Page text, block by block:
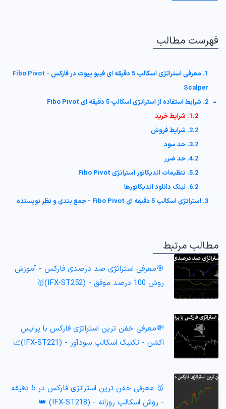
فهرست مطالب
1. معرفی استراتژی اسکالپ 5 دقیقه ای فیبو پیوت در فارکس - Fibo Pivot
Scalper
2. شرایط استفاده از استراتژی اسکالپ 5 دقیقه ای Fibo Pivot -
1.2. شرایط خرید
2.2. شرایط فروش
3.2. حد سود
4.2. حد ضرر
5.2. تنظیمات اندیکاتور استراتژی Fibo Pivot
6.2. لینک دانلود اندیکاتورها
3. استراتژی اسکالپ 5 دقیقه ای Fibo Pivot - جمع بندی و نظر نویسنده
مطالب مرتبط
🎯معرفی استراتژی صد درصدی فارکس - آموزش
روش 100 درصد موفق - (IFX-ST252)🥇
💸معرفی خفن ترین استراتژی فارکس با پرایس
اکشن - تکنیک اسکالپ سودآور - (IFX-ST221)📈
🥇 معرفی خفن ترین استراتژی فارکس در 5 دقیقه
- روش اسکالپ روزانه - (IFX-ST218) 👑